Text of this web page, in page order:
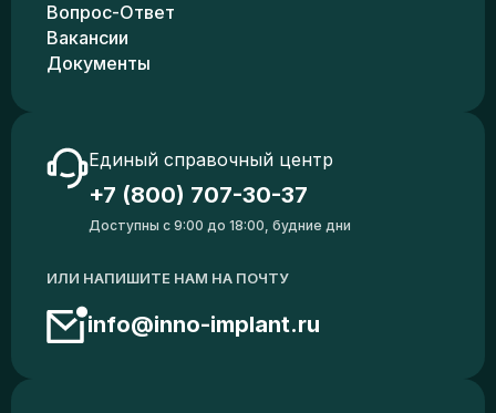
Вопрос-Ответ
Вакансии
Документы
Единый справочный центр
+7 (800) 707-30-37
Доступны с 9:00 до 18:00, будние дни
ИЛИ НАПИШИТЕ НАМ НА ПОЧТУ
info@inno-implant.ru